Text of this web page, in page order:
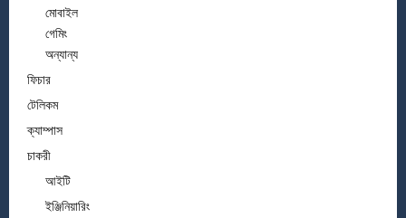
মোবাইল
গেমিং
অন্যান্য
ফিচার
টেলিকম
ক্যাম্পাস
চাকরী
আইটি
ইঞ্জিনিয়ারিং